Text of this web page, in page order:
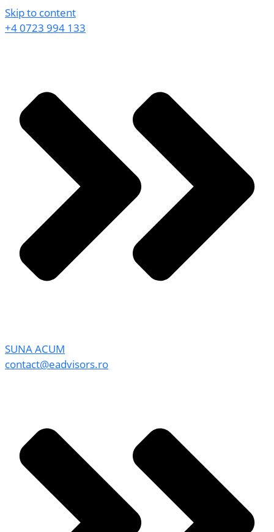
Skip to content
+4 0723 994 133
SUNA ACUM
contact@eadvisors.ro